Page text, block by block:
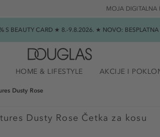
MOJA DIGITALNA
S BEAUTY CARD ★ 8.-9.8.2026. ★ NOVO:
HOME & LIFESTYLE AKCIJE I
Dusty Rose
Dusty Rose Četka za kosu